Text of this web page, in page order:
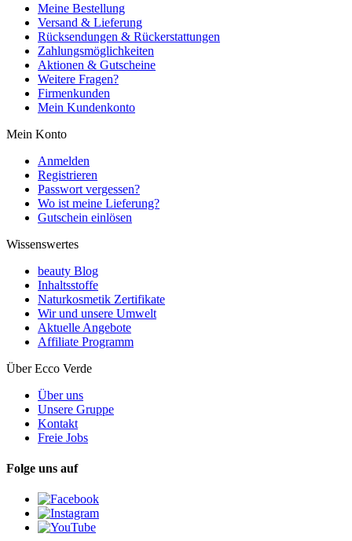
Meine Bestellung
Versand & Lieferung
Rücksendungen & Rückerstattungen
Zahlungsmöglichkeiten
Aktionen & Gutscheine
Weitere Fragen?
Firmenkunden
Mein Kundenkonto
Mein Konto
Anmelden
Registrieren
Passwort vergessen?
Wo ist meine Lieferung?
Gutschein einlösen
Wissenswertes
beauty Blog
Inhaltsstoffe
Naturkosmetik Zertifikate
Wir und unsere Umwelt
Aktuelle Angebote
Affiliate Programm
Über Ecco Verde
Über uns
Unsere Gruppe
Kontakt
Freie Jobs
Folge uns auf